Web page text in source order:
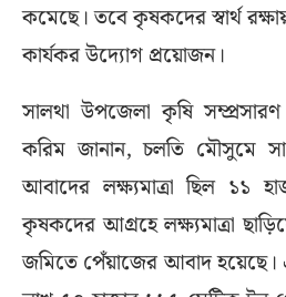
কমেছে। তবে কৃষকদের স্বার্থ
কার্যকর উদ্যোগ প্রয়োজন।
সালথা উপজেলা কৃষি
করিম জানান, চলতি মৌসুমে
আবাদের লক্ষ্যমাত্রা ছিল ১১
কৃষকদের আগ্রহে লক্ষ্যমাত্রা
জমিতে পেঁয়াজের আবাদ হয়েছে।